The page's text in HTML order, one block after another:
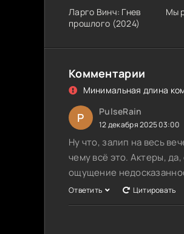
Ларго Винч: Гнев
прошлого (2024)
Мы
Комментарии
Минимальная длина
P PulseRain
12 декабря 2025 03:00
Ну что, залип на весь
чему всё это. Актеры,
ощущение
Ответить Цитировать